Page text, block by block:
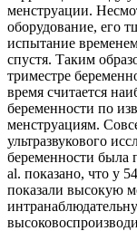
менструации.
оборудование, его
испытание
спустя. Таким
триместре
время считается
беременности по
менструациям.
ультразвукового
беременности была
al. показано, что у
показали высокую